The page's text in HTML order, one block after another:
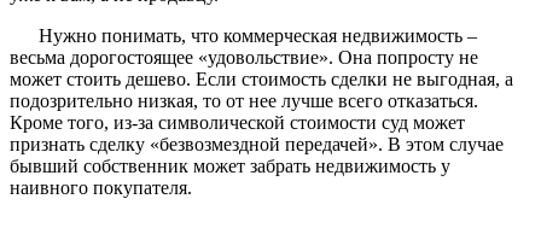
Нужно понимать, что коммерческая недвижимость –
весьма дорогостоящее «удовольствие». Она попросту не
может стоить дешево. Если стоимость сделки не выгодная, а
подозрительно низкая, то от нее лучше всего отказаться.
Кроме того, из-за символической стоимости суд может
признать сделку «безвозмездной передачей». В этом случае
бывший собственник может забрать недвижимость у
наивного покупателя.